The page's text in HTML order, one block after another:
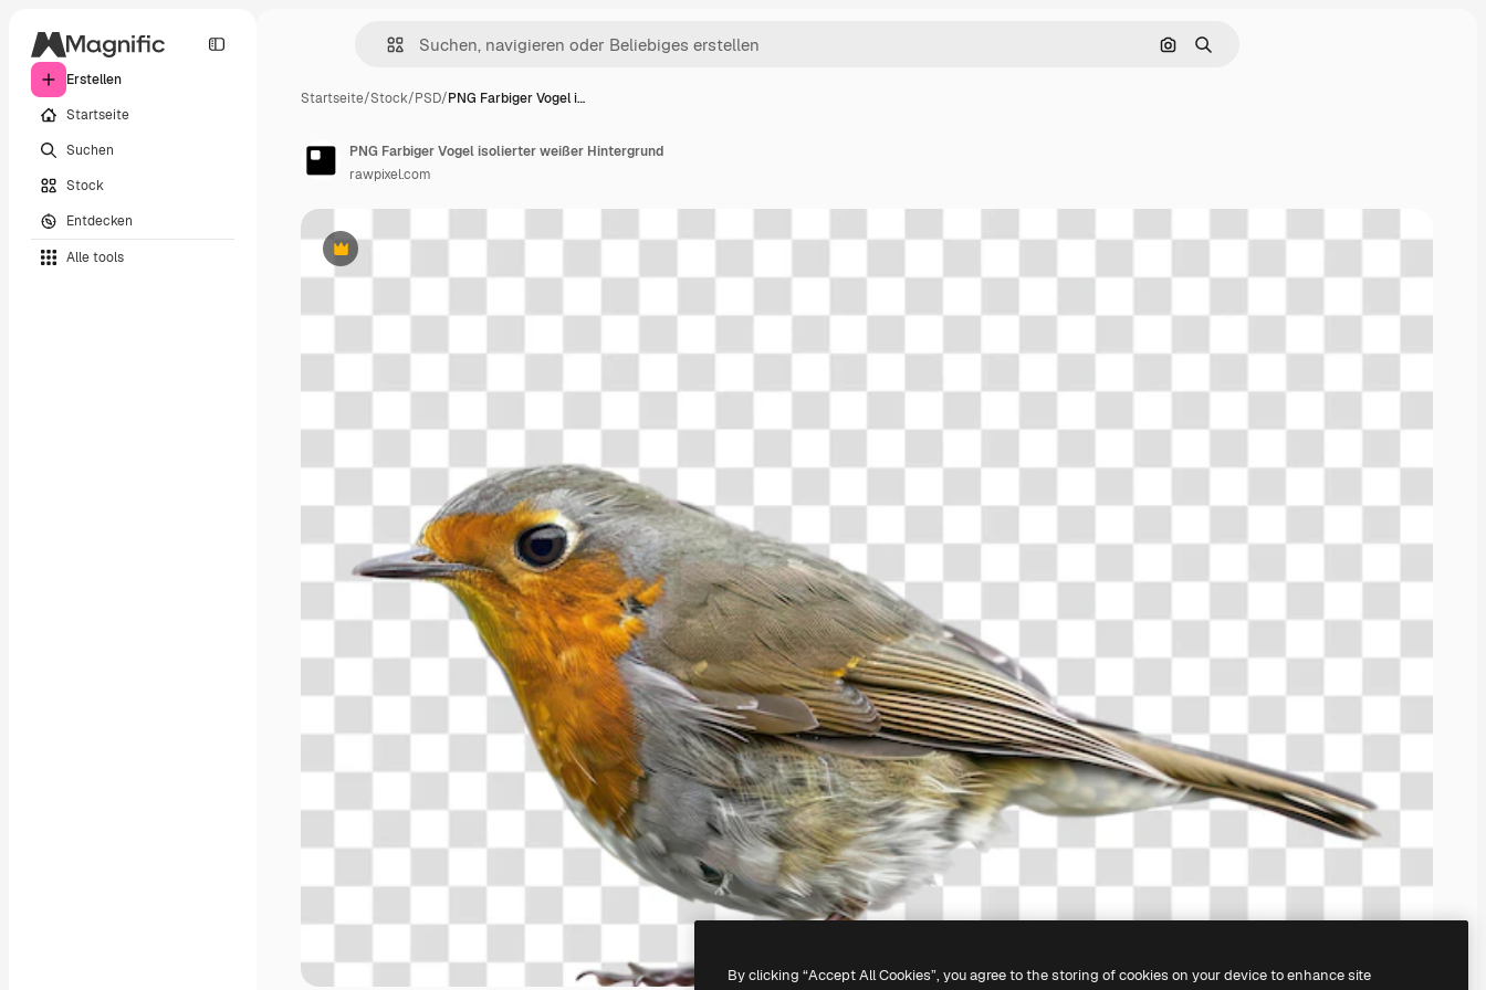
Erstellen
Startseite
Suchen
Stock
Entdecken
Alle tools
Nach Bild suchen
Suchen
Startseite/Stock/PSD/PNG Farbiger Vogel i…
Premium
PNG Farbiger Vogel isolierter weißer Hintergrund
rawpixel.com
By clicking “Accept All Cookies”, you agree to the storing of cookies on your device to enhance site